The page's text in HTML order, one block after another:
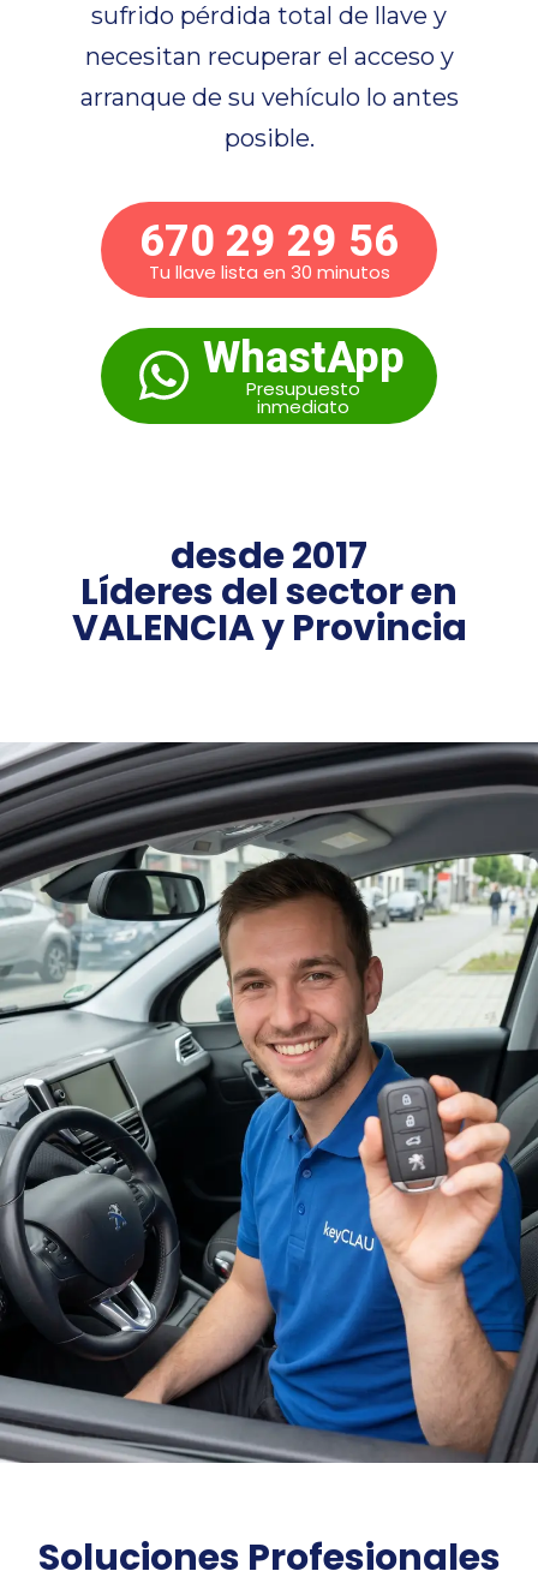
sufrido pérdida total de llave y
necesitan recuperar el acceso y
arranque de su vehículo lo antes
posible.
670 29 29 56
Tu llave lista en 30 minutos
WhastApp
Presupuesto
inmediato
desde 2017
Líderes del sector en
VALENCIA y Provincia
Soluciones Profesionales